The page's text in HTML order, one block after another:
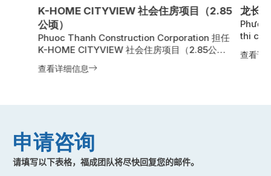
K-HOME CITYVIEW 社会住房项目（2.85
公顷）
Phuoc Thanh Construction Corporation 担任
K-HOME CITYVIEW 社会住房项目（2.85公
Oanh Group－东部房地产投资与发展股份公司
查看详细信息
龙长
thi
phát
chiều
查看详
申请咨询
请填写以下表格，福成团队将尽快回复您的邮件。